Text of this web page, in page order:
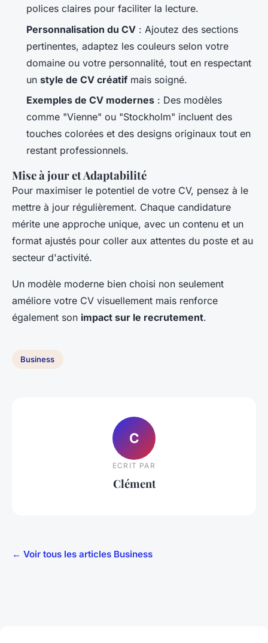
polices claires pour faciliter la lecture.
Personnalisation du CV : Ajoutez des sections
pertinentes, adaptez les couleurs selon votre
domaine ou votre personnalité, tout en respectant
un style de CV créatif mais soigné.
Exemples de CV modernes : Des modèles
comme "Vienne" ou "Stockholm" incluent des
touches colorées et des designs originaux tout en
restant professionnels.
Mise à jour et Adaptabilité
Pour maximiser le potentiel de votre CV, pensez à le
mettre à jour régulièrement. Chaque candidature
mérite une approche unique, avec un contenu et un
format ajustés pour coller aux attentes du poste et au
secteur d'activité.
Un modèle moderne bien choisi non seulement
améliore votre CV visuellement mais renforce
également son impact sur le recrutement.
Business
C
ECRIT PAR
Clément
← Voir tous les articles Business